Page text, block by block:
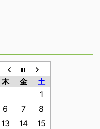
木 金 土
1
6 7
8
13 14
15